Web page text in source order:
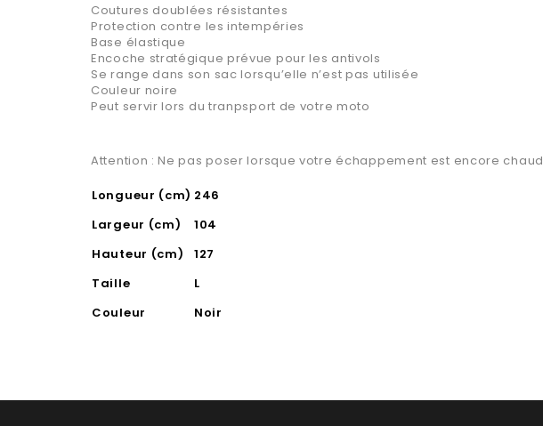
Coutures doublées résistantes
Protection contre les intempéries
Base élastique
Encoche stratégique prévue pour les antivols
Se range dans son sac lorsqu’elle n’est pas utilisée
Couleur noire
Peut servir lors du tranpsport de votre moto
Attention : Ne pas poser lorsque votre échappement est encore chaud
Longueur (cm) 246
Largeur (cm)
104
Hauteur (cm)
127
Taille
L
Couleur
Noir